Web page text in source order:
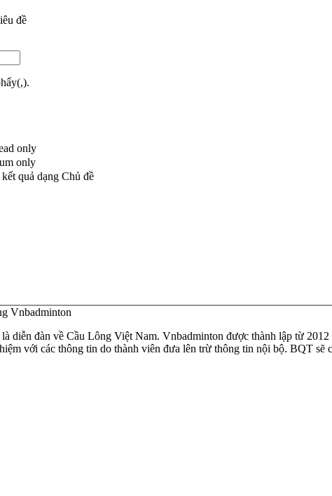
đề
only
only
quả dạng Chủ đề
Vnbadminton
diễn đàn về Cầu Lông Việt Nam. Vnbadminton được thành lập từ
với các thông tin do thành viên đưa lên trừ thông tin nội bộ. BQT